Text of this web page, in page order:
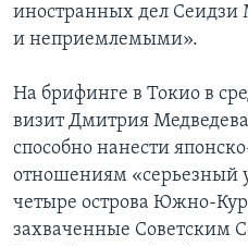
иностранных дел
и неприемлемыми».
На брифинге в Токио в
визит Дмитрия
способно нанести
отношениям «серьезный
четыре острова Южно-
захваченные Советским